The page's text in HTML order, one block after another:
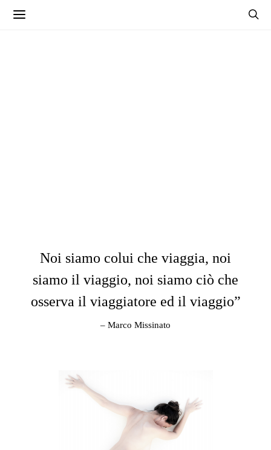
Noi siamo colui che viaggia, noi
siamo il viaggio, noi siamo ciò che
osserva il viaggiatore ed il viaggio”
– Marco Missinato